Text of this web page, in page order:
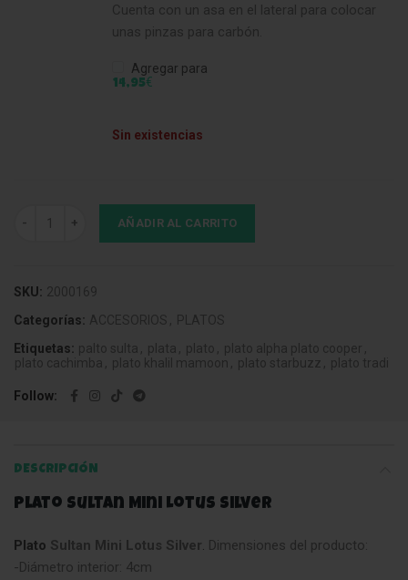
Cuenta con un asa en el lateral para colocar
unas pinzas para carbón.
Agregar para
14,95€
Sin existencias
Plato Sultan Mini Lotus Silver cantidad
AÑADIR AL CARRITO
SKU: 2000169
Categorías: ACCESORIOS , PLATOS
Etiquetas: palto sulta , plata , plato , plato alpha plato cooper ,
plato cachimba , plato khalil mamoon , plato starbuzz , plato tradi
Follow
DESCRIPCIÓN
Plato Sultan Mini Lotus Silver
Plato Sultan Mini Lotus Silver. Dimensiones del producto:
-Diámetro interior: 4cm